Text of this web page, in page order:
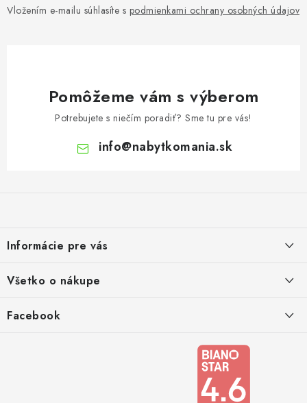
Vložením e-mailu súhlasíte s podmienkami ochrany osobných údajov
Pomôžeme vám s výberom
Potrebujete s niečím poradiť? Sme tu pre vás!
info@nabytkomania.sk
äInformácie pre vás
Registrace
Všetko o nákupe
Facebook